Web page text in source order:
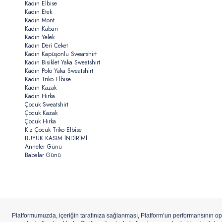
Kadın Elbise
Kadın Etek
Kadın Mont
Kadın Kaban
Kadın Yelek
Kadın Deri Ceket
Kadın Kapüşonlu Sweatshirt
Kadın Bisiklet Yaka Sweatshirt
Kadın Polo Yaka Sweatshirt
Kadın Triko Elbise
Kadın Kazak
Kadın Hırka
Çocuk Sweatshirt
Çocuk Kazak
Çocuk Hırka
Kız Çocuk Triko Elbise
BÜYÜK KASIM İNDİRİMİ
Anneler Günü
Babalar Günü